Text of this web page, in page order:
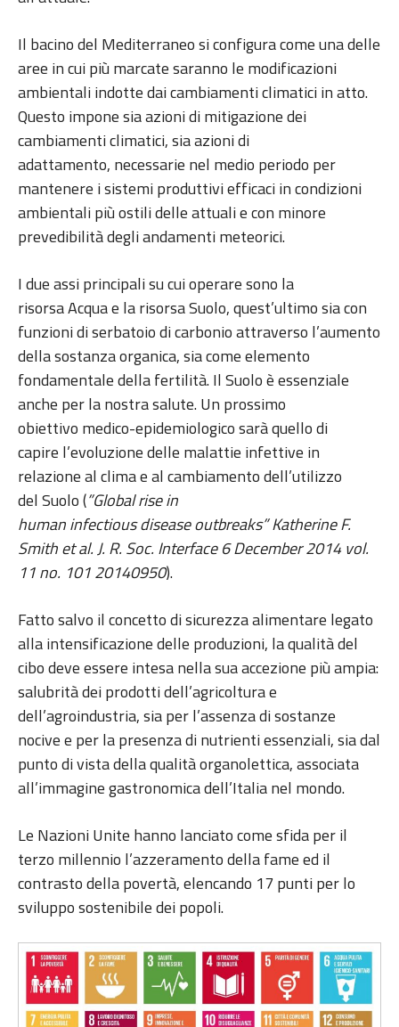
Il bacino del Mediterraneo si configura come una delle
aree in cui più marcate saranno le modificazioni
ambientali indotte dai cambiamenti climatici in atto.
Questo impone sia azioni di mitigazione dei
cambiamenti climatici, sia azioni di
adattamento, necessarie nel medio periodo per
mantenere i sistemi produttivi efficaci in condizioni
ambientali più ostili delle attuali e con minore
prevedibilità degli andamenti meteorici.
I due assi principali su cui operare sono la
risorsa Acqua e la risorsa Suolo, quest’ultimo sia con
funzioni di serbatoio di carbonio attraverso l’aumento
della sostanza organica, sia come elemento
fondamentale della fertilità. Il Suolo è essenziale
anche per la nostra salute. Un prossimo
obiettivo medico-epidemiologico sarà quello di
capire l’evoluzione delle malattie infettive in
relazione al clima e al cambiamento dell’utilizzo
del Suolo (”Global rise in
human infectious disease outbreaks” Katherine F.
Smith et al. J. R. Soc. Interface 6 December 2014 vol.
11 no. 101 20140950).
Fatto salvo il concetto di sicurezza alimentare legato
alla intensificazione delle produzioni, la qualità del
cibo deve essere intesa nella sua accezione più ampia:
salubrità dei prodotti dell’agricoltura e
dell’agroindustria, sia per l’assenza di sostanze
nocive e per la presenza di nutrienti essenziali, sia dal
punto di vista della qualità organolettica, associata
all’immagine gastronomica dell’Italia nel mondo.
Le Nazioni Unite hanno lanciato come sfida per il
terzo millennio l’azzeramento della fame ed il
contrasto della povertà, elencando 17 punti per lo
sviluppo sostenibile dei popoli.